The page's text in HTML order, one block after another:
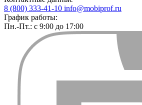
8 (800) 333-41-10 info@mobiprof.ru
График работы:
Пн.-Пт.: с 9:00 до 17:00